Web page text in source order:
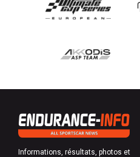
Informations, résultats, photos et